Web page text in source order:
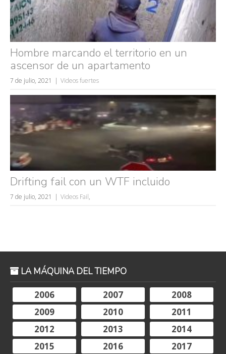
Hombre marcando el territorio en un
ascensor de un apartamento
7 de julio, 2021 Videos fuertes
Drifting fail con un WTF incluido
7 de julio, 2021 Videos Fail,
LA MÁQUINA DEL TIEMPO
2006
2007
2008
2009
2010
2011
2012
2013
2014
2015
2016
2017